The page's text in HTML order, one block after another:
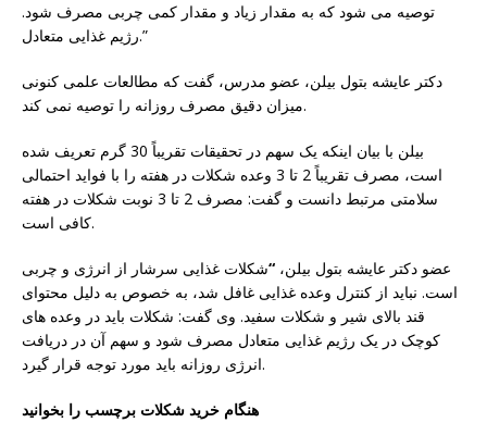
توصیه می شود که به مقدار زیاد و مقدار کمی چربی مصرف شود.
رژیم غذایی متعادل.”
دکتر عایشه بتول بیلن، عضو مدرس، گفت که مطالعات علمی کنونی
میزان دقیق مصرف روزانه را توصیه نمی کند.
بیلن با بیان اینکه یک سهم در تحقیقات تقریباً 30 گرم تعریف شده
است، مصرف تقریباً 2 تا 3 وعده شکلات در هفته را با فواید احتمالی
سلامتی مرتبط دانست و گفت: مصرف 2 تا 3 نوبت شکلات در هفته
کافی است.
عضو دکتر عایشه بتول بیلن، “شکلات غذایی سرشار از انرژی و چربی
است. نباید از کنترل وعده غذایی غافل شد، به خصوص به دلیل محتوای
قند بالای شیر و شکلات سفید. وی گفت: شکلات باید در وعده های
کوچک در یک رژیم غذایی متعادل مصرف شود و سهم آن در دریافت
انرژی روزانه باید مورد توجه قرار گیرد.
هنگام خرید شکلات برچسب را بخوانید